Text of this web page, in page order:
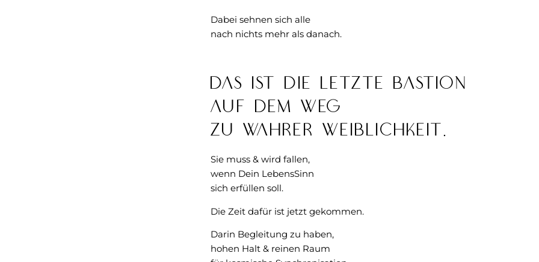
Dabei sehnen sich alle
nach nichts mehr als danach.
Das ist die letzte Bastion
auf dem Weg
zu wahrer Weiblichkeit.
Sie muss & wird fallen,
wenn Dein LebensSinn
sich erfüllen soll.
Die Zeit dafür ist jetzt gekommen.
Darin Begleitung zu haben,
hohen Halt & reinen Raum